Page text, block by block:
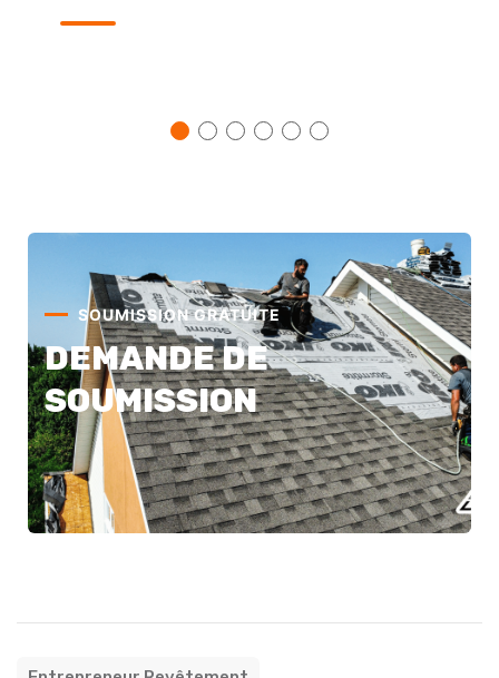
SOUMISSION GRATUITE
DEMANDE DE
SOUMISSION